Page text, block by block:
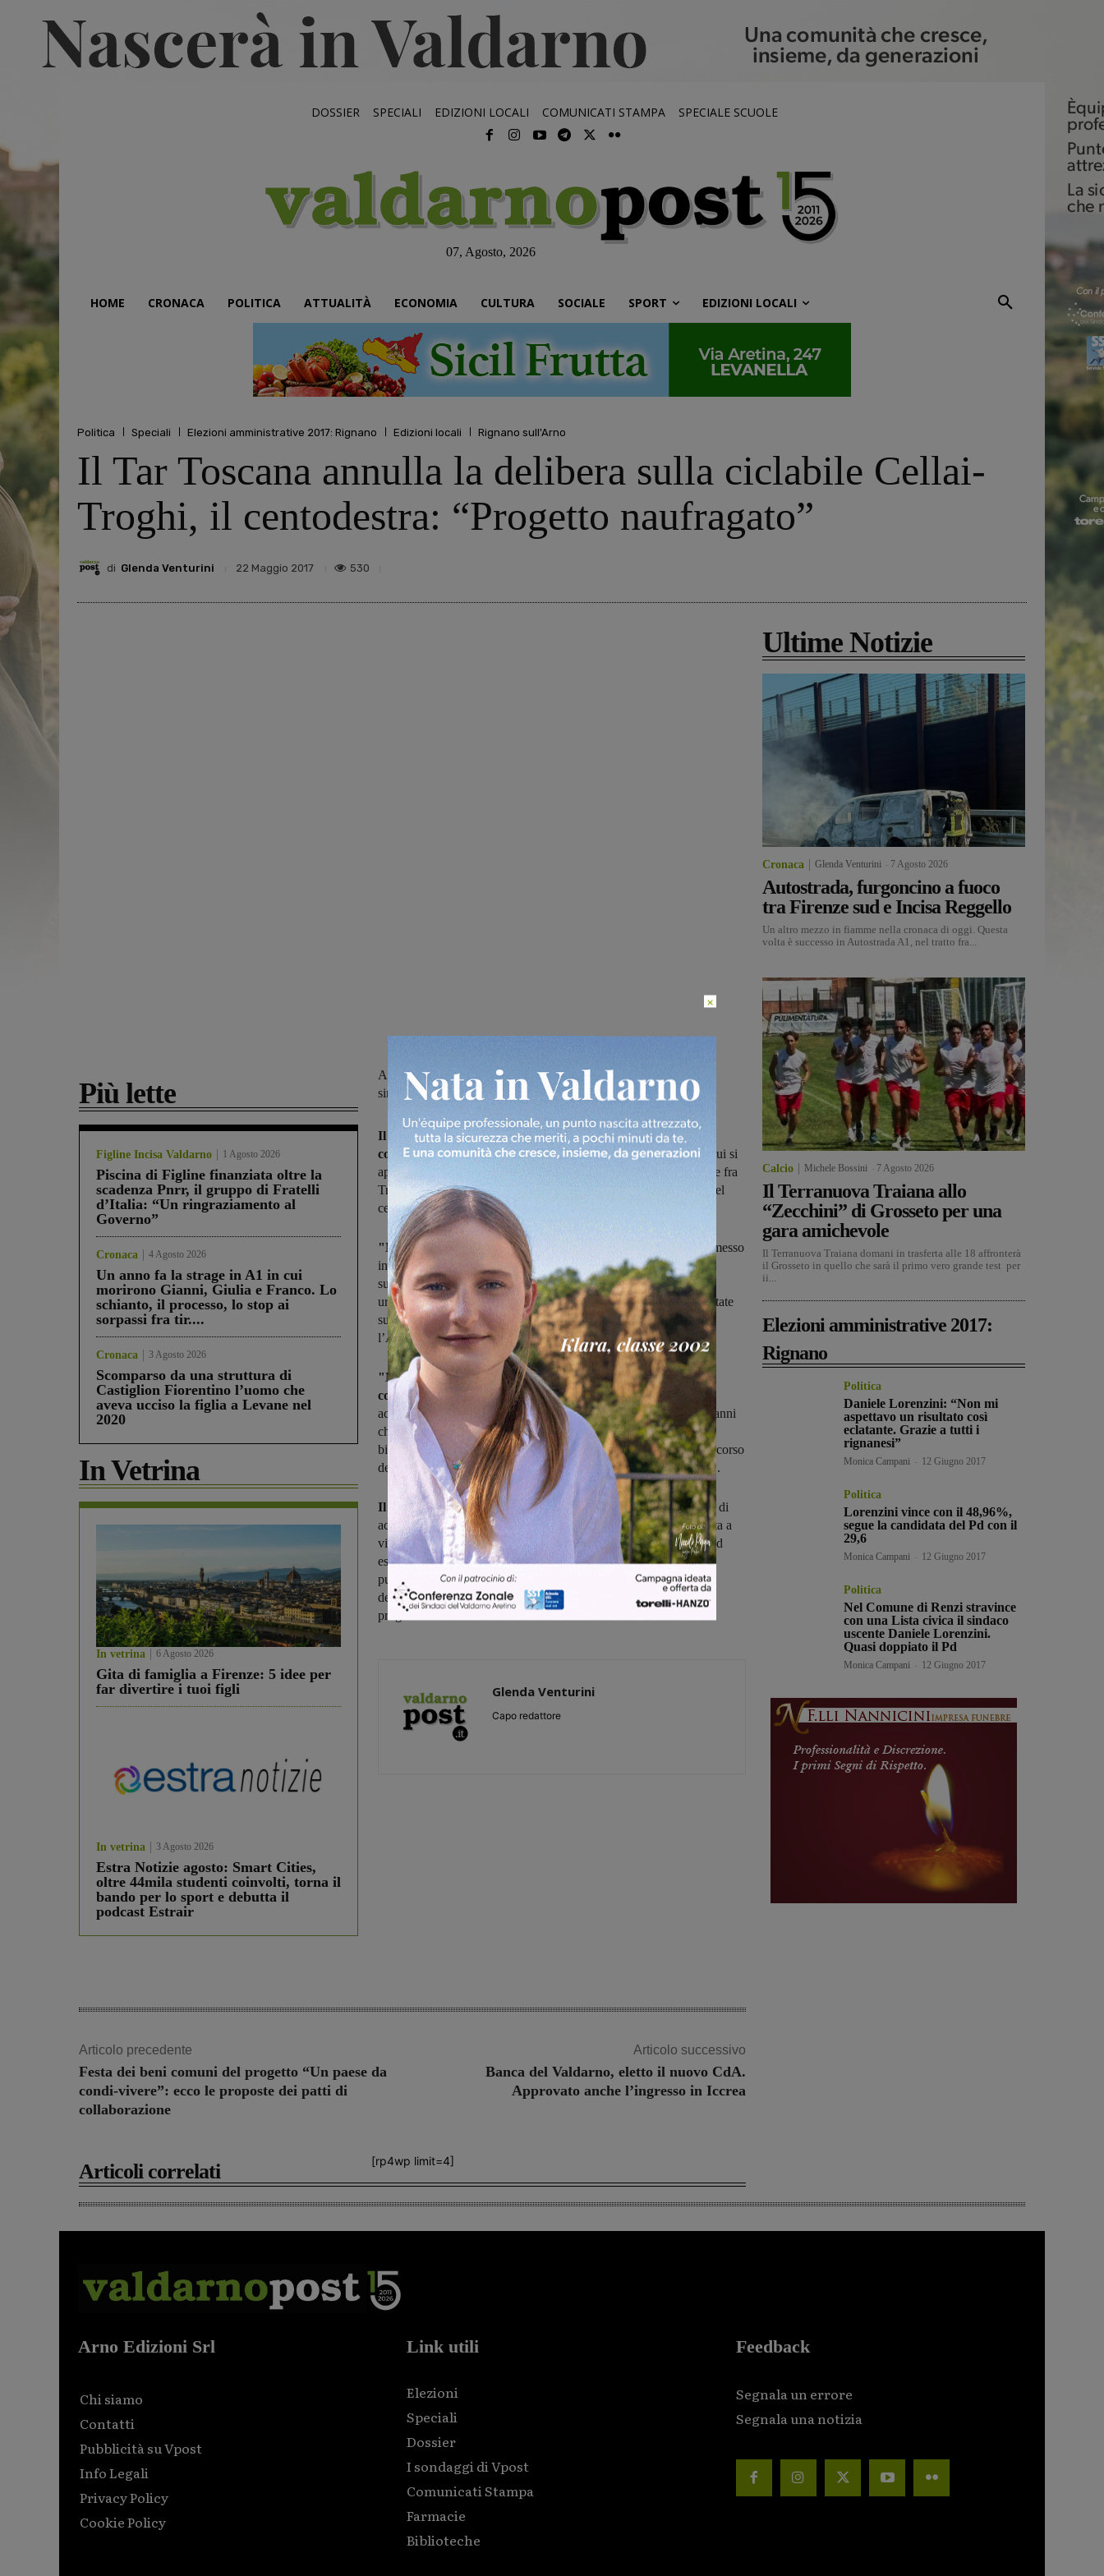
DOSSIER SPECIALI EDIZIONI LOCALI COMUNICATI STAMPA SPECIALE SCUOLE
07, Agosto, 2026
HOME CRONACA POLITICA ATTUALITÀ ECONOMIA CULTURA SOCIALE SPORT EDIZIONI LOCALI
Politica Speciali Elezioni amministrative 2017: Rignano Edizioni locali Rignano sull'Arno
Il Tar Toscana annulla la delibera sulla ciclabile Cellai-
Troghi, il centodestra: “Progetto naufragato”
di Glenda Venturini 22 Maggio 2017 530
Più lette
Figline Incisa Valdarno 1 Agosto 2026
Piscina di Figline finanziata oltre la
scadenza Pnrr, il gruppo di Fratelli
d’Italia: “Un ringraziamento al
Governo”
Cronaca 4 Agosto 2026
Un anno fa la strage in A1 in cui
morirono Gianni, Giulia e Franco. Lo
schianto, il processo, lo stop ai
sorpassi fra tir....
Cronaca 3 Agosto 2026
Scomparso da una struttura di
Castiglion Fiorentino l’uomo che
aveva ucciso la figlia a Levane nel
2020
In Vetrina
In vetrina 6 Agosto 2026
Gita di famiglia a Firenze: 5 idee per
far divertire i tuoi figli
In vetrina 3 Agosto 2026
Estra Notizie agosto: Smart Cities,
oltre 44mila studenti coinvolti, torna il
bando per lo sport e debutta il
podcast Estrair
A parlare della bocciatura al progetto è Mario Cinque, candidato
sindaco del centrodestra a Rignano
Il Tar della Toscana ha accolto un ricorso e annullato di
conseguenzala delibera di Consiglio comunale di Rignano con cui si
approvava il progetto per la realizzazione della pista ciclopedonale fra
Troghi e Cellai. Ne dà notizia Mario Cinque, candidato sindaco del
centrodestra rignanese, in una nota.
"Naufraga miseramente il progetto della pista Cellai-Troghi messo
in cantiere dopo la delibera del Consiglio Comunale di Rignano
sull’Arno n. 40 del 29 ottobre 2015. Variante al regolamento
urbanistico, dichiarazione di urgenza e pubblica utilità non sono state
sufficienti a far decollare, al momento, un’opera sulla quale
l’Amministrazione PD aveva scommesso", commenta Cinque.
"Non solo, lo stesso Comune di Rignano sull’Arno è stato
condannato a risarcire € 3000 di spese processuali oltre agli
accessori di legge: ovviamente soldi nostri. Personalmente, in 25 anni
che vivo qua, proprio a Cellai, non ricordo di aver mai visto una
bicicletta, ma o ero distratto o forse proprio la mancanza di un percorso
dedicato ha sempre precluso l’utilizzo delle due ruote ecologiche".
Il candidato sindaco del Centrodestra conclude:"L’omissione di
acquisizione di autorizzazione paesaggistica in una zona sottoposta a
vincolo e la mancata comunicazione ad un proprietario soggetto ad
esproprio del proprio terreno hanno fatto sì che, con sentenza
pubblicata in data 09 Maggio 2017, il T.A.R. abbia annullato la
delibera comunale respingendo al mittente il tanto pubblicizzato
progetto".
Glenda Venturini
Capo redattore
Articolo precedente
Festa dei beni comuni del progetto “Un paese da
condi-vivere”: ecco le proposte dei patti di
collaborazione
Articolo successivo
Banca del Valdarno, eletto il nuovo CdA.
Approvato anche l’ingresso in Iccrea
[rp4wp limit=4]
Articoli correlati
Ultime Notizie
Cronaca Glenda Venturini 7 Agosto 2026
Autostrada, furgoncino a fuoco
tra Firenze sud e Incisa Reggello
Un altro mezzo in fiamme nella cronaca di oggi. Questa
volta è successo in Autostrada A1, nel tratto fra...
Calcio Michele Bossini 7 Agosto 2026
Il Terranuova Traiana allo
“Zecchini” di Grosseto per una
gara amichevole
Il Terranuova Traiana domani in trasferta alle 18 affronterà
il Grosseto in quello che sarà il primo vero grande test per
ii...
Elezioni amministrative 2017:
Rignano
Politica
Daniele Lorenzini: “Non mi
aspettavo un risultato così
eclatante. Grazie a tutti i
rignanesi”
Monica Campani 12 Giugno 2017
Politica
Lorenzini vince con il 48,96%,
segue la candidata del Pd con il
29,6
Monica Campani 12 Giugno 2017
Politica
Nel Comune di Renzi stravince
con una Lista civica il sindaco
uscente Daniele Lorenzini.
Quasi doppiato il Pd
Monica Campani 12 Giugno 2017
Arno Edizioni Srl
Chi siamo
Contatti
Pubblicità su Vpost
Info Legali
Privacy Policy
Cookie Policy
Link utili
Elezioni
Speciali
Dossier
I sondaggi di Vpost
Comunicati Stampa
Farmacie
Biblioteche
Feedback
Segnala un errore
Segnala una notizia
×